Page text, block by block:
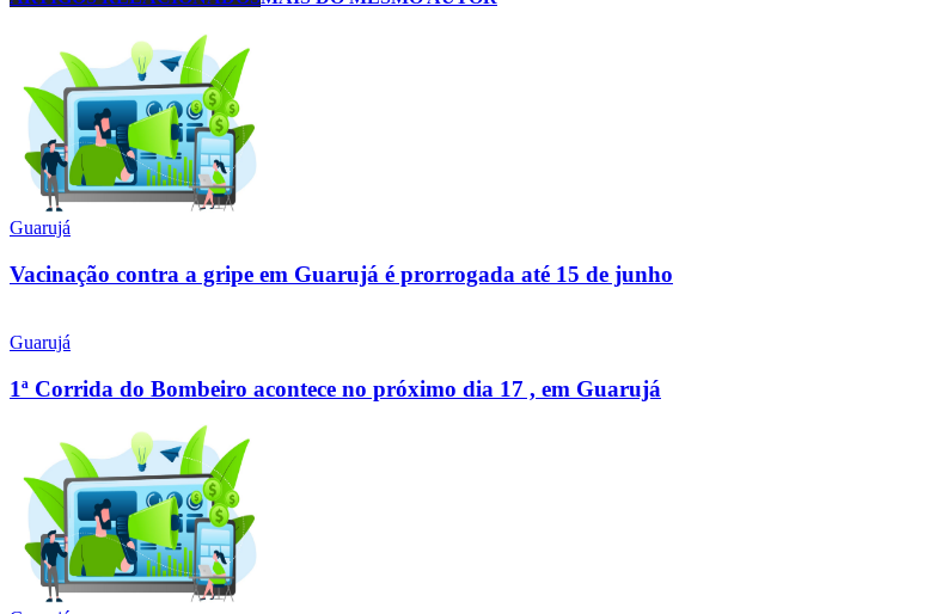
Guarujá
Vacinação contra a gripe em Guarujá é prorrogada até 15 de junho
Guarujá
1ª Corrida do Bombeiro acontece no próximo dia 17 , em Guarujá